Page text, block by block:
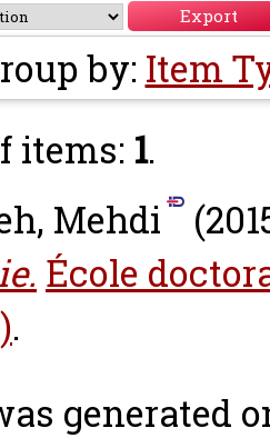
by: Item
items: 1.
Mehdi
École
.
generated